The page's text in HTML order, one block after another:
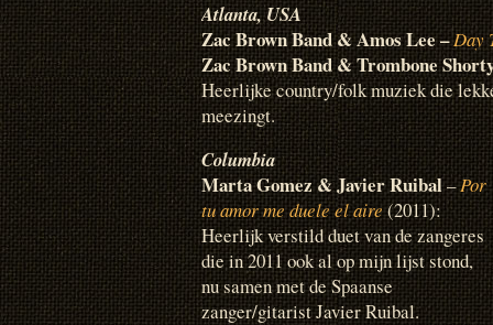
Atlanta, USA
Zac Brown Band & Amos Lee –Day
Zac Brown Band & Trombone
Heerlijke country/folk muziek die
meezingt.
Columbia
Marta Gomez & Javier Ruibal–Por
tu amor me duele el aire(2011):
Heerlijk verstild duet van de zangeres
die in 2011 ook al op mijn lijst stond,
nu samen met de Spaanse
zanger/gitarist Javier Ruibal.